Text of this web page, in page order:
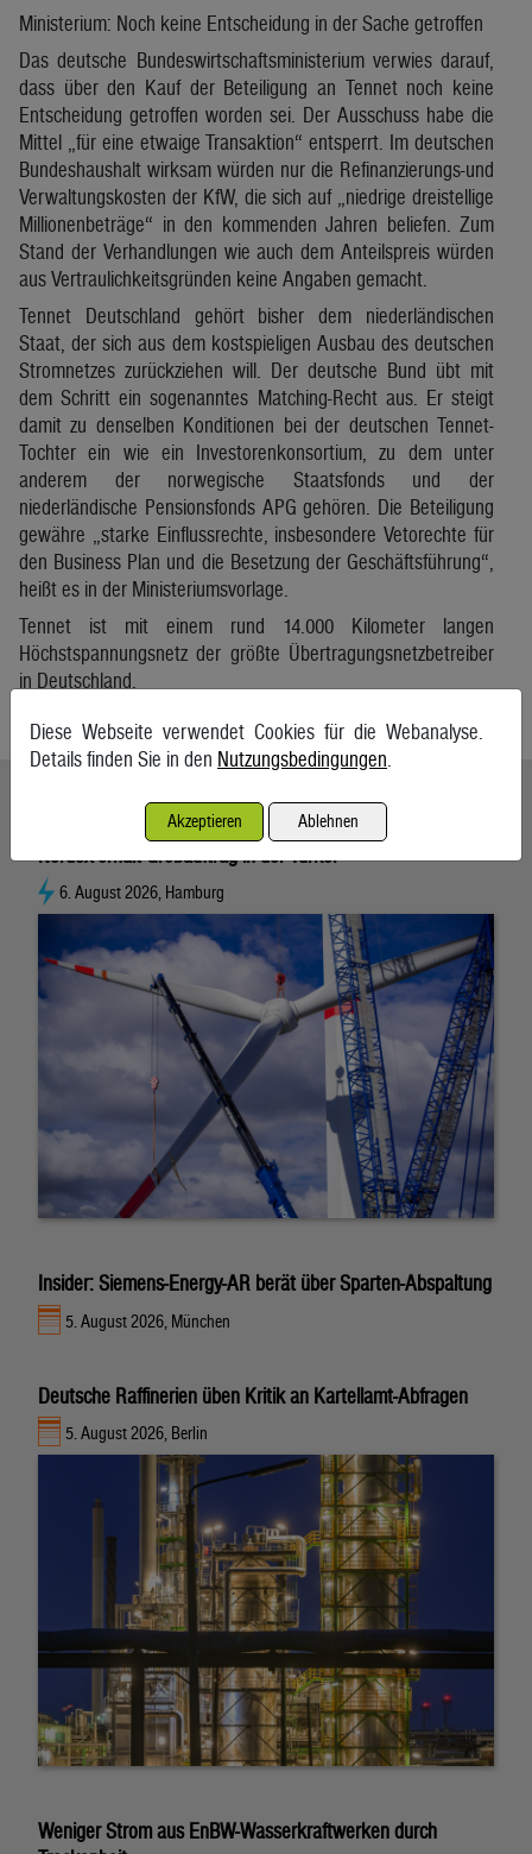
Ministerium: Noch keine Entscheidung in der Sache getroffen
Das deutsche Bundeswirtschaftsministerium verwies darauf,
dass über den Kauf der Beteiligung an Tennet noch keine
Entscheidung getroffen worden sei. Der Ausschuss habe die
Mittel „für eine etwaige Transaktion“ entsperrt. Im deutschen
Bundeshaushalt wirksam würden nur die Refinanzierungs-und
Verwaltungskosten der KfW, die sich auf „niedrige dreistellige
Millionenbeträge“ in den kommenden Jahren beliefen. Zum
Stand der Verhandlungen wie auch dem Anteilspreis würden
aus Vertraulichkeitsgründen keine Angaben gemacht.
Tennet Deutschland gehört bisher dem niederländischen
Staat, der sich aus dem kostspieligen Ausbau des deutschen
Stromnetzes zurückziehen will. Der deutsche Bund übt mit
dem Schritt ein sogenanntes Matching-Recht aus. Er steigt
damit zu denselben Konditionen bei der deutschen Tennet-
Tochter ein wie ein Investorenkonsortium, zu dem unter
anderem der norwegische Staatsfonds und der
niederländische Pensionsfonds APG gehören. Die Beteiligung
gewähre „starke Einflussrechte, insbesondere Vetorechte für
den Business Plan und die Besetzung der Geschäftsführung“,
heißt es in der Ministeriumsvorlage.
Tennet ist mit einem rund 14.000 Kilometer langen
Höchstspannungsnetz der größte Übertragungsnetzbetreiber
in Deutschland.
Ähnliche Artikel weiterlesen
Nordex erhält Großauftrag in der Türkei
6. August 2026, Hamburg
Insider: Siemens-Energy-AR berät über Sparten-Abspaltung
5. August 2026, München
Deutsche Raffinerien üben Kritik an Kartellamt-Abfragen
5. August 2026, Berlin
Weniger Strom aus EnBW-Wasserkraftwerken durch
Diese Webseite verwendet Cookies für die Webanalyse.
Details finden Sie in den Nutzungsbedingungen.
Akzeptieren Ablehnen